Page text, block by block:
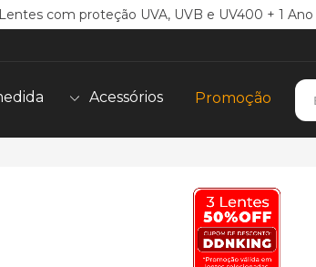
Lentes com proteção UVA, UVB e UV400 + 1
Acessórios Promoção